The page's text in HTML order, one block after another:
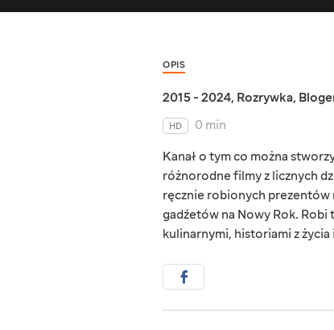
OPIS
2015 - 2024, Rozrywka,
HD
0 min
Kanał o tym co można
różnorodne filmy z licznych
ręcznie robionych prezentów
gadźetów na Nowy Rok.
kulinarnymi, historiami z życia